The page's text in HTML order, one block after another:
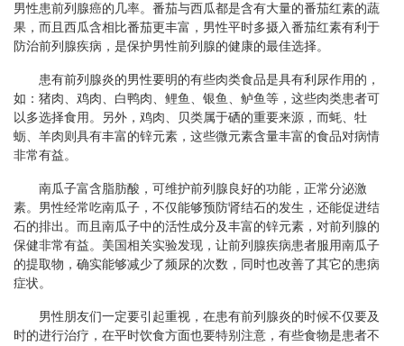
男性患前列腺癌的几率。番茄与西瓜都是含有大量的番茄红素的蔬
果，而且西瓜含相比番茄更丰富，男性平时多摄入番茄红素有利于
防治前列腺疾病，是保护男性前列腺的健康的最佳选择。
患有前列腺炎的男性要明的有些肉类食品是具有利尿作用的，
如：猪肉、鸡肉、白鸭肉、鲤鱼、银鱼、鲈鱼等，这些肉类患者可
以多选择食用。另外，鸡肉、贝类属于硒的重要来源，而蚝、牡
蛎、羊肉则具有丰富的锌元素，这些微元素含量丰富的食品对病情
非常有益。
南瓜子富含脂肪酸，可维护前列腺良好的功能，正常分泌激
素。男性经常吃南瓜子，不仅能够预防肾结石的发生，还能促进结
石的排出。而且南瓜子中的活性成分及丰富的锌元素，对前列腺的
保健非常有益。美国相关实验发现，让前列腺疾病患者服用南瓜子
的提取物，确实能够减少了频尿的次数，同时也改善了其它的患病
症状。
男性朋友们一定要引起重视，在患有前列腺炎的时候不仅要及
时的进行治疗，在平时饮食方面也要特别注意，有些食物是患者不